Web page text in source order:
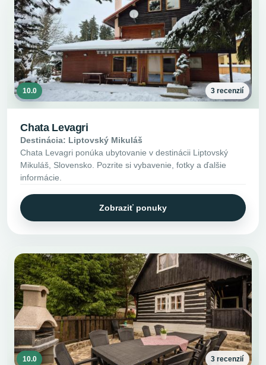
10.0 3 recenzií
Chata Levagri
Destinácia: Liptovský Mikuláš
Chata Levagri ponúka ubytovanie v destinácii Liptovský
Mikuláš, Slovensko. Pozrite si vybavenie, fotky a ďalšie
informácie.
Zobraziť ponuky
10.0 3 recenzií